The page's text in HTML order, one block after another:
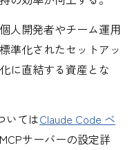
人開発者やチーム運用
準化されたセットアッ
に直結する資産とな
いてはClaude Code ベ
サーバーの設定詳